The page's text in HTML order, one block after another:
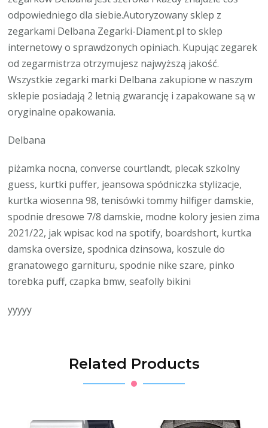
odpowiedniego dla siebie.Autoryzowany sklep z
zegarkami Delbana Zegarki-Diament.pl to sklep
internetowy o sprawdzonych opiniach. Kupując zegarek
od zegarmistrza otrzymujesz najwyższą jakość.
Wszystkie zegarki marki Delbana zakupione w naszym
sklepie posiadają 2 letnią gwarancję i zapakowane są w
oryginalne opakowania.
Delbana
piżamka nocna, converse courtlandt, plecak szkolny
guess, kurtki puffer, jeansowa spódniczka stylizacje,
kurtka wiosenna 98, tenisówki tommy hilfiger damskie,
spodnie dresowe 7/8 damskie, modne kolory jesien zima
2021/22, jak wpisac kod na spotify, boardshort, kurtka
damska oversize, spodnica dzinsowa, koszule do
granatowego garnituru, spodnie nike szare, pinko
torebka puff, czapka bmw, seafolly bikini
yyyyy
Related Products